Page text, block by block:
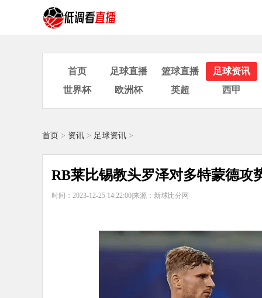
首页 足球直播 篮球直播
足球资讯
世界杯
欧洲杯 英超 西甲
首页 > 资讯 > 足球资讯 >
RB莱比锡教头罗泽对多特蒙德攻
时间：2023-12-25 14:22:00|来源：新球比分网